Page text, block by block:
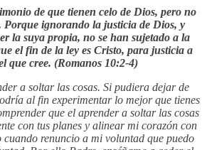
de que tienen celo de Dios, pero no
Porque ignorando la justicia de Dios, y
la suya propia, no se han sujetado a la
el fin de la ley es Cristo, para justicia a
que cree. (Romanos 10:2-4)
a soltar las cosas. Si pudiera dejar de
al fin experimentar lo mejor que tienes
que el aprender a soltar las cosas
con tus planes y alinear mi corazón con
cuando renuncio a mi voluntad que puedo